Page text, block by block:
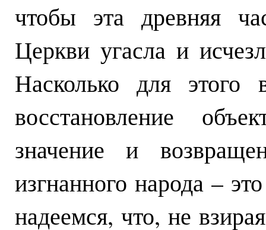
чтобы эта древняя
Церкви угасла и
Насколько для этого
восстановление
значение и
изгнанного народа –
надеемся, что, не